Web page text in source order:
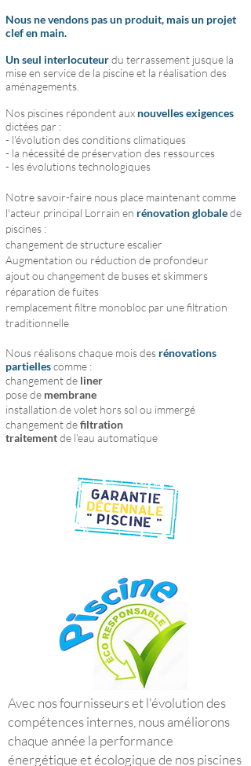
Nous ne vendons pas un produit, mais un projet
clef en main.
Un seul interlocuteurdu terrassement jusque la
mise en service de la piscine et la réalisation des
aménagements.
Nos piscines répondent aux nouvelles exigences
dictées par :
- l'évolution des conditions climatiques
- la nécessité de préservation des ressources
- les évolutions technologiques
Notre savoir-faire nous place maintenant comme
l'acteur principal Lorrain en rénovation globalede
piscines :
changement de structure escalier
Augmentation ou réduction de profondeur
ajout ou changement de buses et skimmers
réparation de fuites
remplacement filtre monobloc par une filtration
traditionnelle
Nous réalisons chaque mois des rénovations
partiellescomme :
changement de liner
pose de membrane
installation de volet hors sol ou immergé
changement defiltration
traitementde l'eau automatique
AMENAGEMENTS
RENOVATION
EQUIPEMENT
Avec nos fournisseurs et l'évolution des
compétences internes, nous améliorons
chaque année la performance
énergétique et écologique de nos piscines